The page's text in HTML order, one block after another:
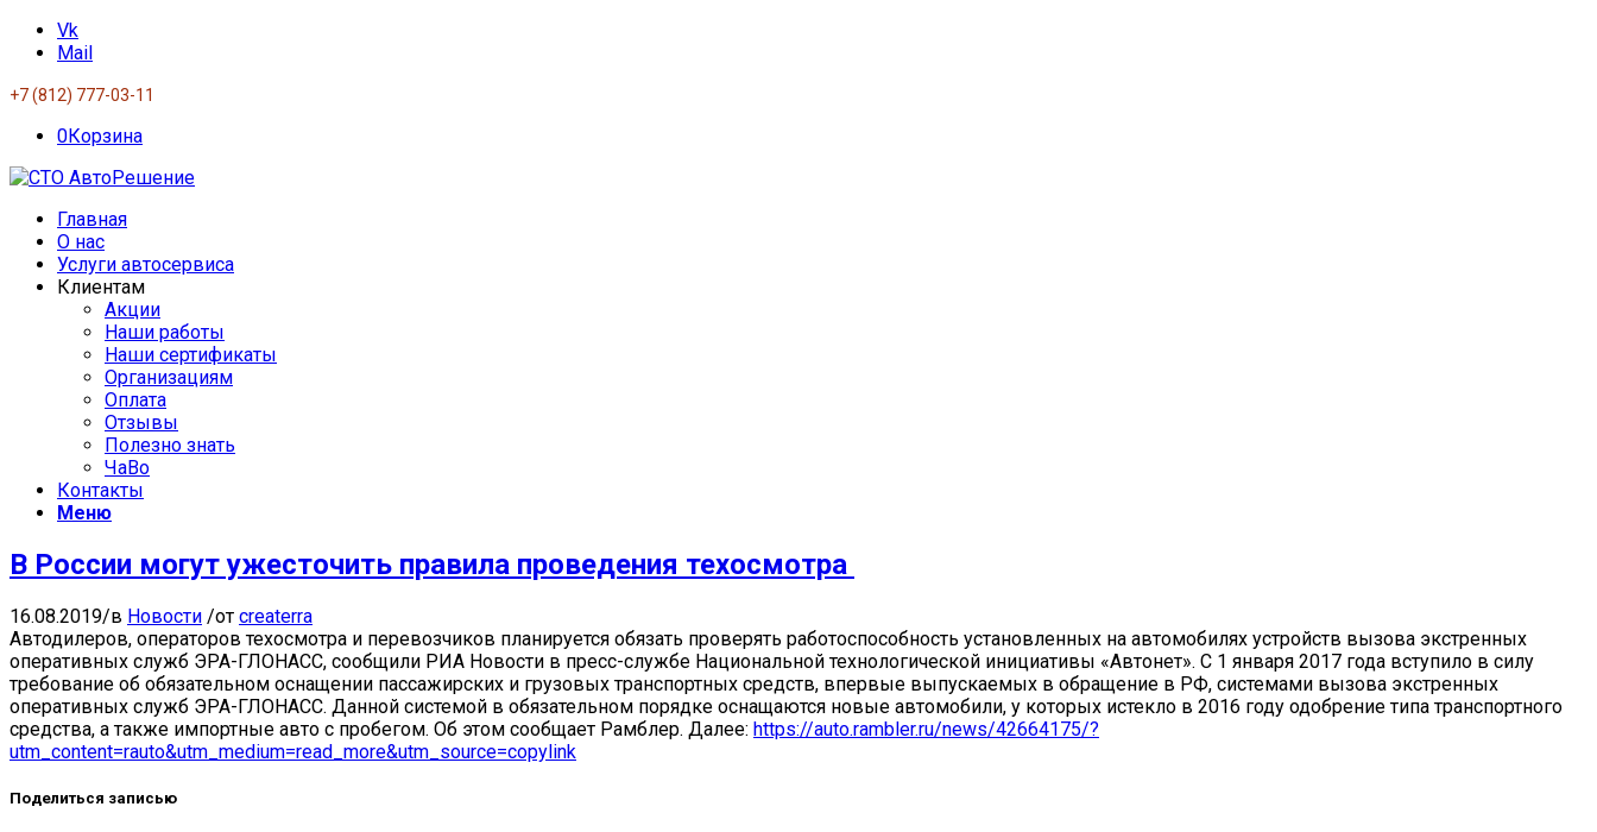
Vk
Mail
+7 (812) 777-03-11
0Корзина
Главная
О нас
Услуги автосервиса
Клиентам
Акции
Наши работы
Наши сертификаты
Организациям
Оплата
Отзывы
Полезно знать
ЧаВо
Контакты
Меню
В России могут ужесточить правила проведения техосмотра
16.08.2019/в Новости /от createrra
Автодилеров, операторов техосмотра и перевозчиков планируется обязать проверять работоспособность установленных на автомобилях устройств вызова экстренных
оперативных служб ЭРА-ГЛОНАСС, сообщили РИА Новости в пресс-службе Национальной технологической инициативы «Автонет». С 1 января 2017 года вступило в силу
требование об обязательном оснащении пассажирских и грузовых транспортных средств, впервые выпускаемых в обращение в РФ, системами вызова экстренных
оперативных служб ЭРА-ГЛОНАСС. Данной системой в обязательном порядке оснащаются новые автомобили, у которых истекло в 2016 году одобрение типа транспортного
средства, а также импортные авто с пробегом. Об этом сообщает Рамблер. Далее: https://auto.rambler.ru/news/42664175/?
utm_content=rauto&utm_medium=read_more&utm_source=copylink
Поделиться записью